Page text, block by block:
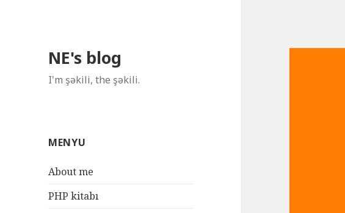
NE's blog
I'm şəkili, the şəkili.
MENYU
About me
PHP kitabı